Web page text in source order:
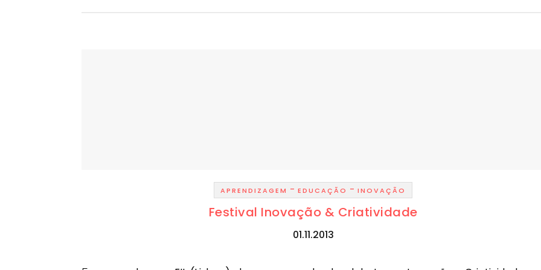
APRENDIZAGEM - EDUCAÇÃO - INOVAÇÃO
Festival Inovação & Criatividade
01.11.2013